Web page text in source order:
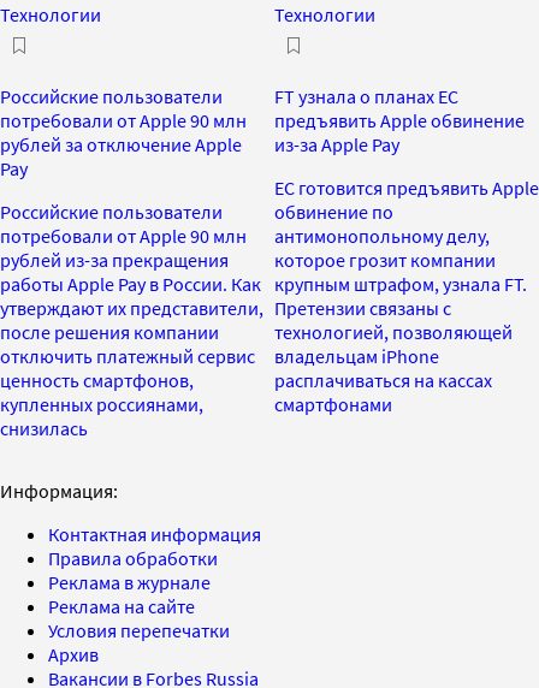
Технологии
Российские пользователи
потребовали от Apple 90 млн
рублей за отключение Apple
Pay
Российские пользователи
потребовали от Apple 90 млн
рублей из-за прекращения
работы Apple Pay в России. Как
утверждают их представители,
после решения компании
отключить платежный сервис
ценность смартфонов,
купленных россиянами,
снизилась
Технологии
FT узнала о планах ЕС
предъявить Apple обвинение
из-за Apple Pay
ЕС готовится предъявить Apple
обвинение по
антимонопольному делу,
которое грозит компании
крупным штрафом, узнала FT.
Претензии связаны с
технологией, позволяющей
владельцам iPhone
расплачиваться на кассах
смартфонами
Информация:
Контактная информация
Правила обработки
Реклама в журнале
Реклама на сайте
Условия перепечатки
Архив
Вакансии в Forbes Russia